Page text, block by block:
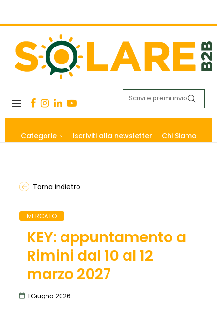
Categorie Iscriviti alla newsletter Chi Siamo
Torna indietro
MERCATO
KEY: appuntamento a
Rimini dal 10 al 12
marzo 2027
1 Giugno 2026